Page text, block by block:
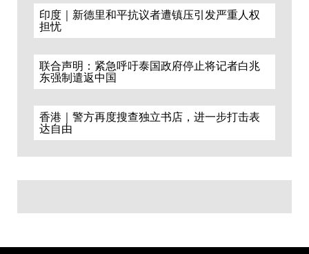
印度｜新德里和平抗议者遭镇压引发严重人权
担忧
联合声明：紧急呼吁泰国政府停止将记者白兆
东强制遣返中国
香港｜警方再度搜查独立书店，进一步打击表
达自由